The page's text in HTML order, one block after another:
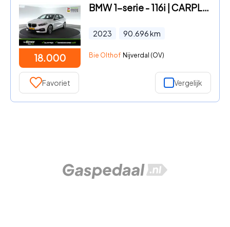
18.000
BMW 1-serie - 116i | CARPLAY | CLIMA | STOELVERW. |
2023 90.696km
Bie Olthof Nijverdal (OV)
Favoriet Vergelijk